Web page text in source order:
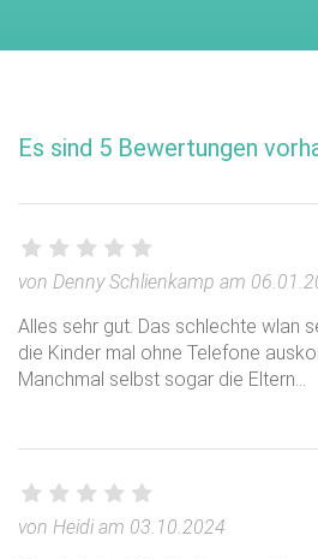
Es sind 5 Bewertungen
von Denny Schlienkamp am
Alles sehr gut. Das schlechte wlan
die Kinder mal ohne Telefone
Manchmal selbst sogar die Eltern…
von Heidi am 03.10.2024